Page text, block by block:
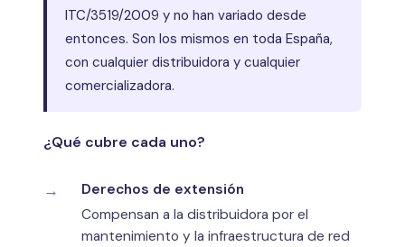
ITC/3519/2009 y no han variado desde
entonces. Son los mismos en toda España,
con cualquier distribuidora y cualquier
comercializadora.
¿Qué cubre cada uno?
Derechos de extensión
Compensan a la distribuidora por el
mantenimiento y la infraestructura de red